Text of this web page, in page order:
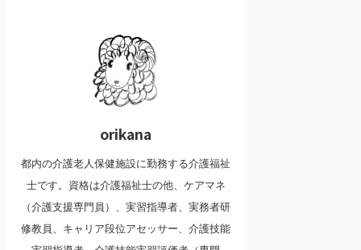
orikana
都内の介護老人保健施設に勤務する介護福祉
士です。資格は介護福祉士の他、ケアマネ
（介護支援専門員）、実習指導者、実務者研
修教員、キャリア段位アセッサー、介護技能